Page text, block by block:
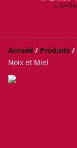
Accueil / Produits /
Noix et Miel